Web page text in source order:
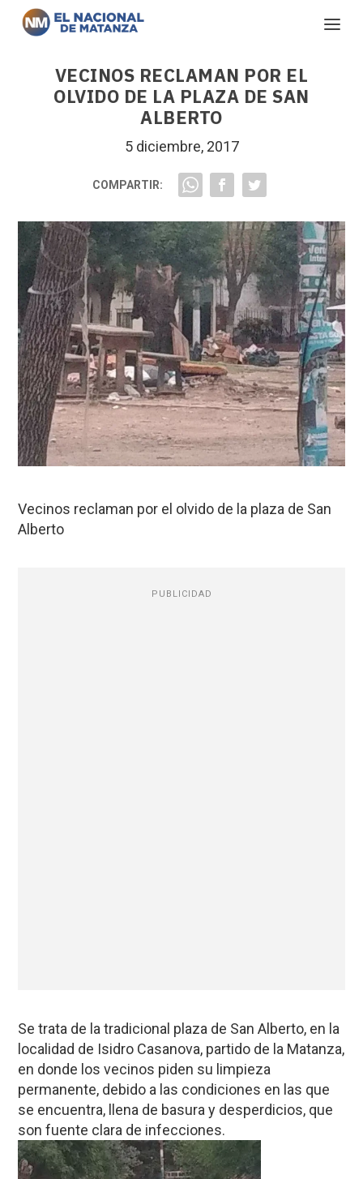
VECINOS RECLAMAN POR EL
OLVIDO DE LA PLAZA DE SAN
ALBERTO
5 diciembre, 2017
COMPARTIR:
Vecinos reclaman por el olvido de la plaza de San
Alberto
PUBLICIDAD
Se trata de la tradicional plaza de San Alberto, en la
localidad de Isidro Casanova, partido de la Matanza,
en donde los vecinos piden su limpieza
permanente, debido a las condiciones en las que
se encuentra, llena de basura y desperdicios, que
son fuente clara de infecciones.